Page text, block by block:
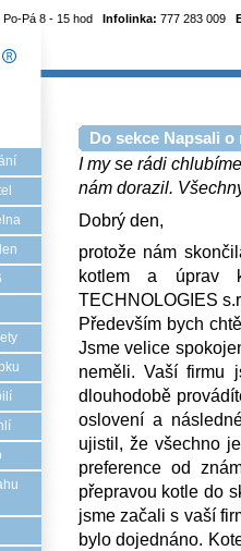
Po-Pá 8 - 15 hod Infolinka: 777 283 009
Do sekce Napsali
I my se rádi
nám dorazil.
Dobrý den,
protože nám
kotlem a úprav
TECHNOLOGIES
Především bych
Jsme velice
neměli. Vaší firmu
dlouhodobě
oslovení a
ujistil, že všechno
preference od
přepravou kotle do
jsme začali s vaší
bylo dojednáno.